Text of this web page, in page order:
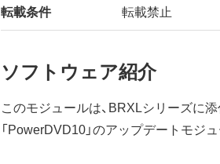
転載条件 転載禁止
ソフトウェア紹介
このモジュールは、BRXLシリーズに
「PowerDVD10」のアップデートモジュ